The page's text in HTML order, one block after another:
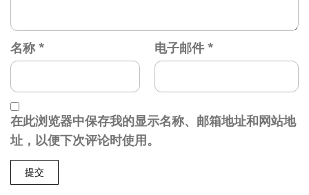
名称 * 电子邮件 *
在此浏览器中保存我的显示名称、邮箱地址和网站地
址，以便下次评论时使用。